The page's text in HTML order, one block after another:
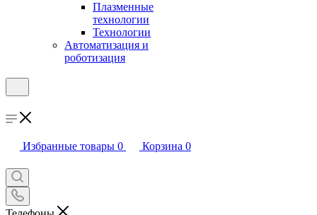
Плазменные
технологии
Технологии
Автоматизация и
роботизация
Избранные товары 0 Корзина 0